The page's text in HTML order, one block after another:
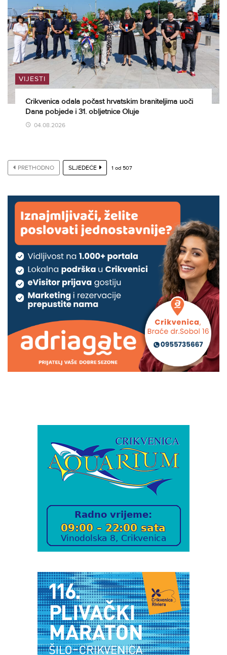
VIJESTI
Crikvenica odala počast hrvatskim braniteljima uoči
Dana pobjede i 31. obljetnice Oluje
04.08.2026
PRETHODNO SLJEDEĆE 1 od 507